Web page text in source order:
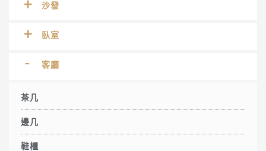
沙發
臥室
客廳
茶几
邊几
鞋櫃